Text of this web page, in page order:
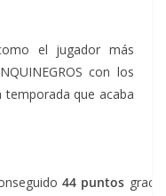
el jugador más
con los
que acaba
44 puntos